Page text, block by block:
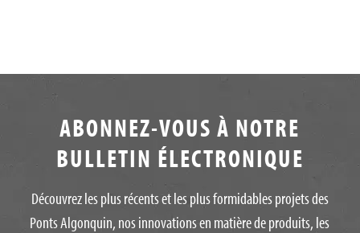
ABONNEZ-VOUS À NOTRE
BULLETIN ÉLECTRONIQUE
Découvrez les plus récents et les plus formidables projets des
Ponts Algonquin, nos innovations en matière de produits, les